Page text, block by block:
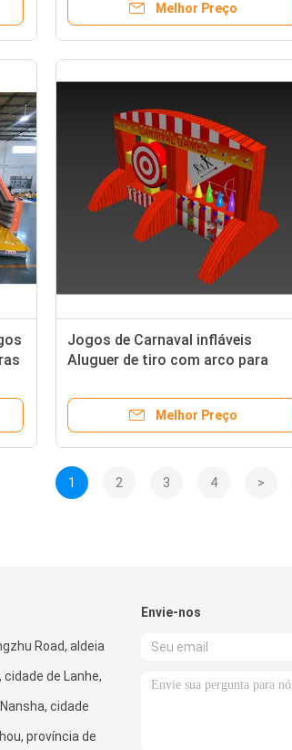
Melhor Preço
Jogos de Carnaval infláveis
Aluguer de tiro com arco para
Melhor Preço
1 2 3 4 >
Road, aldeia
cidade de Lanhe,
cidade
província de
Envie-nos